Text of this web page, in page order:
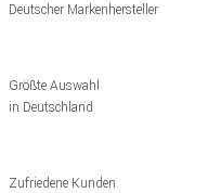
Deutscher Markenhersteller
Größte Auswahl
in Deutschland
Zufriedene Kunden